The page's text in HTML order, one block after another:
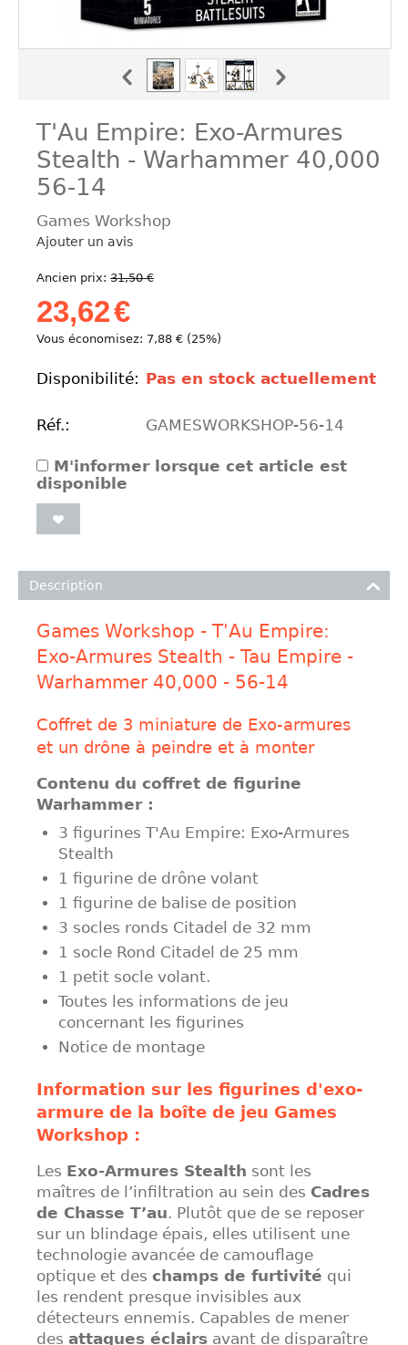
T'Au Empire: Exo-Armures
Stealth - Warhammer 40,000
56-14
Games Workshop
Ajouter un avis
Ancien prix: 31,50 €
23,62€
Vous économisez: 7,88 € (25%)
Disponibilité: Pas en stock actuellement
Réf.: GAMESWORKSHOP-56-14
M'informer lorsque cet article est
disponible
Description
Games Workshop - T'Au Empire:
Exo-Armures Stealth - Tau Empire -
Warhammer 40,000 - 56-14
Coffret de 3 miniature de Exo-armures
et un drône à peindre et à monter
Contenu du coffret de figurine
Warhammer :
3 figurines T'Au Empire: Exo-Armures
Stealth
1 figurine de drône volant
1 figurine de balise de position
3 socles ronds Citadel de 32 mm
1 socle Rond Citadel de 25 mm
1 petit socle volant.
Toutes les informations de jeu
concernant les figurines
Notice de montage
Information sur les figurines d'exo-
armure de la boîte de jeu Games
Workshop :
Les Exo-Armures Stealth sont les
maîtres de l’infiltration au sein des Cadres
de Chasse T’au. Plutôt que de se reposer
sur un blindage épais, elles utilisent une
technologie avancée de camouflage
optique et des champs de furtivité qui
les rendent presque invisibles aux
détecteurs ennemis. Capables de mener
des attaques éclairs avant de disparaître